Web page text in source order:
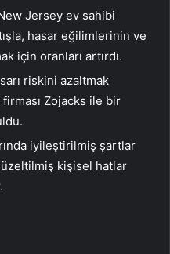
Jersey ev sahibi
hasar eğilimlerinin ve
için oranları artırdı.
riskini azaltmak
Zojacks ile bir
iyileştirilmiş şartlar
kişisel hatlar